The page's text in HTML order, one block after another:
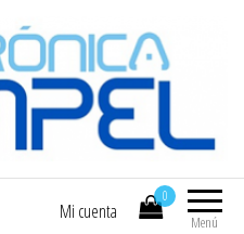
Electrónica COMPEL
Menú
0
Mi cuenta